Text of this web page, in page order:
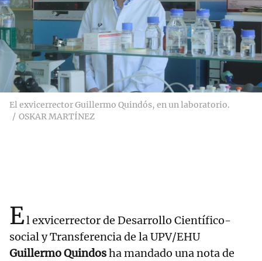
El exvicerrector Guillermo Quindós, en un laboratorio.
OSKAR MARTÍNEZ
El exvicerrector de Desarrollo Científico-
social y Transferencia de la UPV/EHU
Guillermo Quindosha mandado una nota de